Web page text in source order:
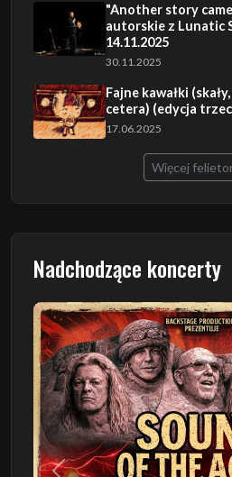
"Another story
autorskie z Lunatic
14.11.2025
30.11.2025
Fajne kawałki
cetera) (edycja
17.06.2025
Więcej
Nadchodzące koncerty